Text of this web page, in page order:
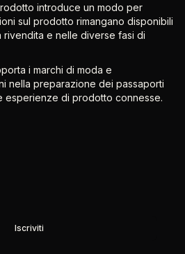
introduce un modo per
sul prodotto rimangano disponibili
e nelle diverse fasi di
i marchi di moda e
nella preparazione dei passaporti
esperienze di prodotto connesse.